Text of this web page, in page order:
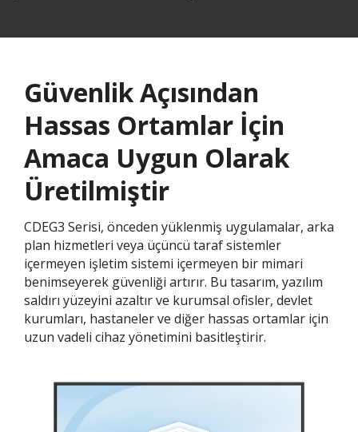
Güvenlik Açısından
Hassas Ortamlar İçin
Amaca Uygun Olarak
Üretilmiştir
CDEG3 Serisi, önceden yüklenmiş uygulamalar, arka
plan hizmetleri veya üçüncü taraf sistemler
içermeyen işletim sistemi içermeyen bir mimari
benimseyerek güvenliği artırır. Bu tasarım, yazılım
saldırı yüzeyini azaltır ve kurumsal ofisler, devlet
kurumları, hastaneler ve diğer hassas ortamlar için
uzun vadeli cihaz yönetimini basitleştirir.